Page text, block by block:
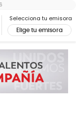
Selecciona tu emisora
Elige tu emisora